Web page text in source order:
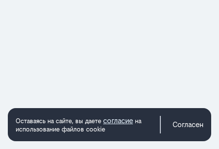
Оставаясь на сайте, вы даете согласие на
использование файлов cookie
Согласен